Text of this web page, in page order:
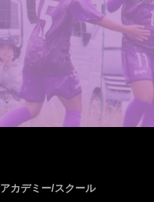
アカデミー/スクール